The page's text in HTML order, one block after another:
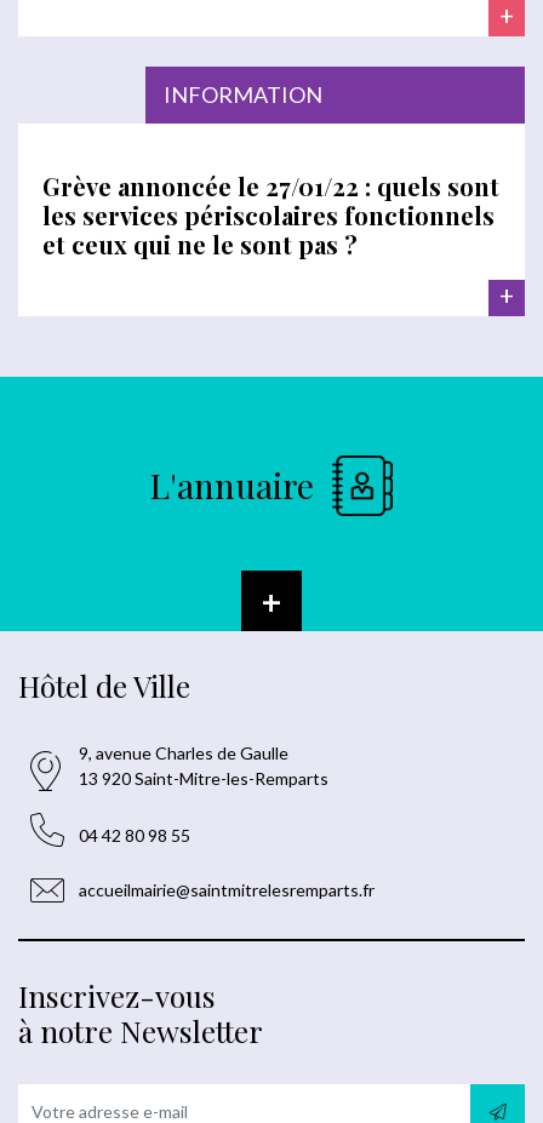
+
INFORMATION
Grève annoncée le 27/01/22 : quels sont
les services périscolaires fonctionnels
et ceux qui ne le sont pas ?
+
L'annuaire
+
Hôtel de Ville
9, avenue Charles de Gaulle
13 920 Saint-Mitre-les-Remparts
04 42 80 98 55
accueilmairie@saintmitrelesremparts.fr
Inscrivez-vous
à notre Newsletter